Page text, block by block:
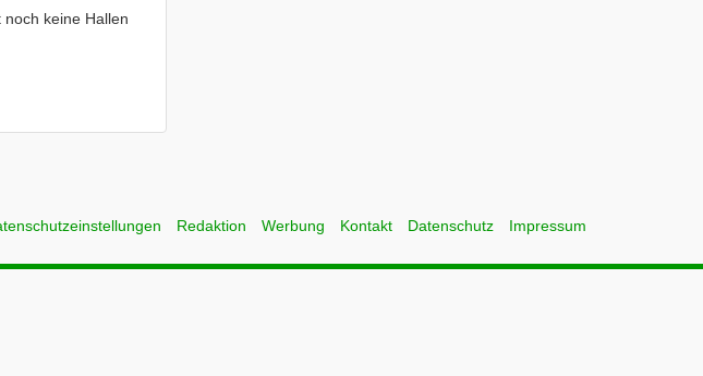
keine Hallen
Redaktion Werbung Kontakt Datenschutz Impressum